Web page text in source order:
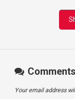
Comments
Your email address